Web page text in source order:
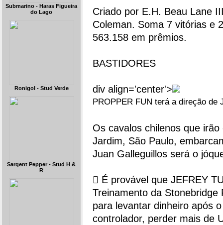
Submarino - Haras Figueira
do Lago
Ronigol - Stud Verde
Sargent Pepper - Stud H &
R
Criado por E.H. Beau Lane
Coleman. Soma 7 vitórias e
563.158 em prêmios.
BASTIDORES
div align='center'>
PROPPER FUN terá a direção de
Os cavalos chilenos que
Jardim, São Paulo,
Juan Galleguillos será o
 É provável que JEFREY
Treinamento da
para levantar dinheiro após
controlador, perder mais de